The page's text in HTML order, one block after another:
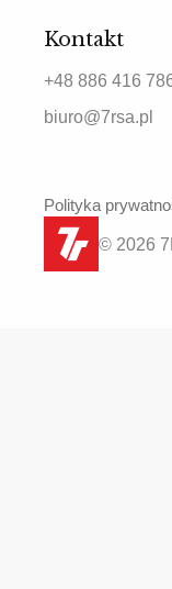
Kontakt
+48 886 416
biuro@7rsa.pl
© 2026
Polityka